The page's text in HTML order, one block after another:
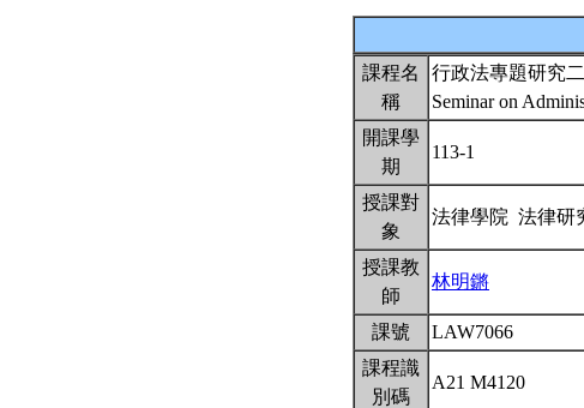
課程名
稱
行政法專題研究二
Seminar on
開課學
期
113-1
授課對
象
法律學院 法律研
授課教
師
林明鏘
課號
LAW7066
課程識
別碼
A21 M4120